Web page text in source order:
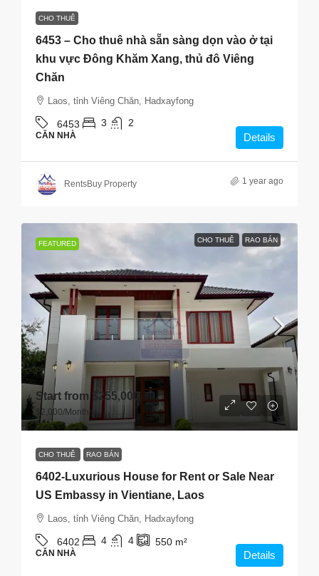
CHO THUÊ
6453 – Cho thuê nhà sẵn sàng dọn vào ở tại
khu vực Đông Khăm Xang, thủ đô Viêng
Chăn
Laos, tỉnh Viêng Chăn, Hadxayfong
6453 3 2
CĂN NHÀ Details
RentsBuy Property 1 year ago
FEATURED CHO THUÊ RAO BÁN
Start from $255,000
$2,000/Monthly
CHO THUÊ RAO BÁN
6402-Luxurious House for Rent or Sale Near
US Embassy in Vientiane, Laos
Laos, tỉnh Viêng Chăn, Hadxayfong
6402 4 4 550 m²
CĂN NHÀ Details